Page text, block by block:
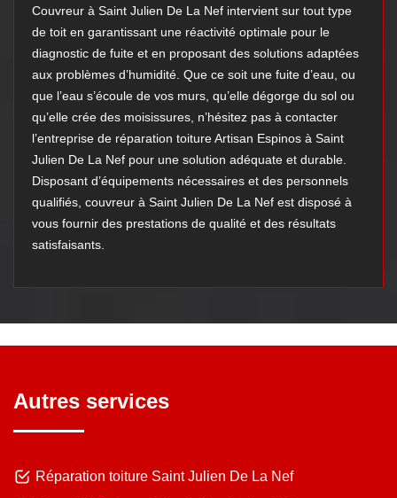
Couvreur à Saint Julien De La Nef intervient sur tout type
de toit en garantissant une réactivité optimale pour le
diagnostic de fuite et en proposant des solutions adaptées
aux problèmes d’humidité. Que ce soit une fuite d’eau, ou
que l’eau s’écoule de vos murs, qu’elle dégorge du sol ou
qu’elle crée des moisissures, n’hésitez pas à contacter
l’entreprise de réparation toiture Artisan Espinos à Saint
Julien De La Nef pour une solution adéquate et durable.
Disposant d’équipements nécessaires et des personnels
qualifiés, couvreur à Saint Julien De La Nef est disposé à
vous fournir des prestations de qualité et des résultats
satisfaisants.
Autres services
Réparation toiture Saint Julien De La Nef